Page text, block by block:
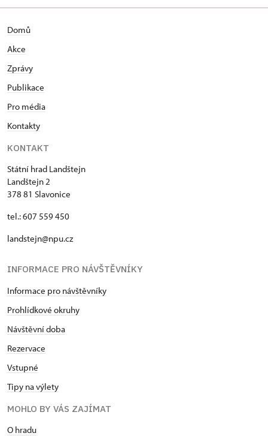
Domů
Akce
Zprávy
Publikace
Pro média
Kontakty
KONTAKT
Státní hrad Landštejn
Landštejn 2
378 81 Slavonice
tel.: 607 559 450
landstejn@npu.cz
INFORMACE PRO NÁVŠTĚVNÍKY
Informace pro návštěvníky
Prohlídkové okruhy
Návštěvní doba
Rezervace
Vstupné
Tipy na výlety
MOHLO BY VÁS ZAJÍMAT
O hradu